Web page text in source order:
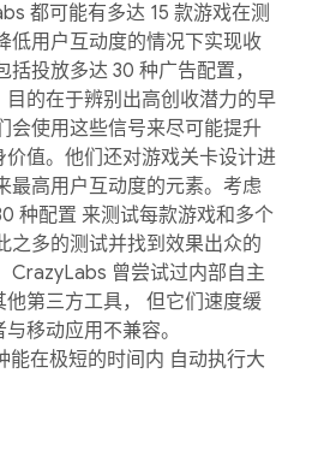
都可能有多达 15 款游戏在测
低用户互动度的情况下实现收
投放多达 30 种广告配置，
的在于辨别出高创收潜力的早
会使用这些信号来尽可能提升
价值。他们还对游戏关卡设计进
最高用户互动度的元素。考虑
种配置 来测试每款游戏和多个
之多的测试并找到效果出众的
CrazyLabs 曾尝试过内部自主
第三方工具， 但它们速度缓
移动应用不兼容。
能在极短的时间内 自动执行大